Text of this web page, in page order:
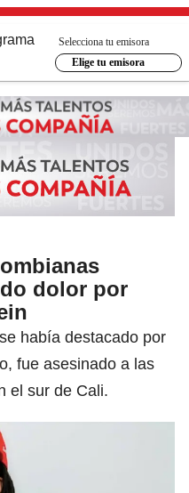
Selecciona tu emisora
Elige tu emisora
dolor por
había destacado por
fue asesinado a las
el sur de Cali.